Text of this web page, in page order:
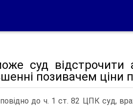
суд відстрочити
позивачем ціни
до ч. 1 ст. 82 ЦПК суд,